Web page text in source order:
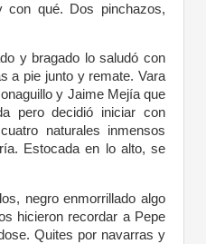
con qué. Dos pinchazos,
y bragado lo saludó con
a pie junto y remate. Vara
y Jaime Mejía que
pero decidió iniciar con
naturales inmensos
Estocada en lo alto, se
negro enmorrillado algo
hicieron recordar a Pepe
Quites por navarras y